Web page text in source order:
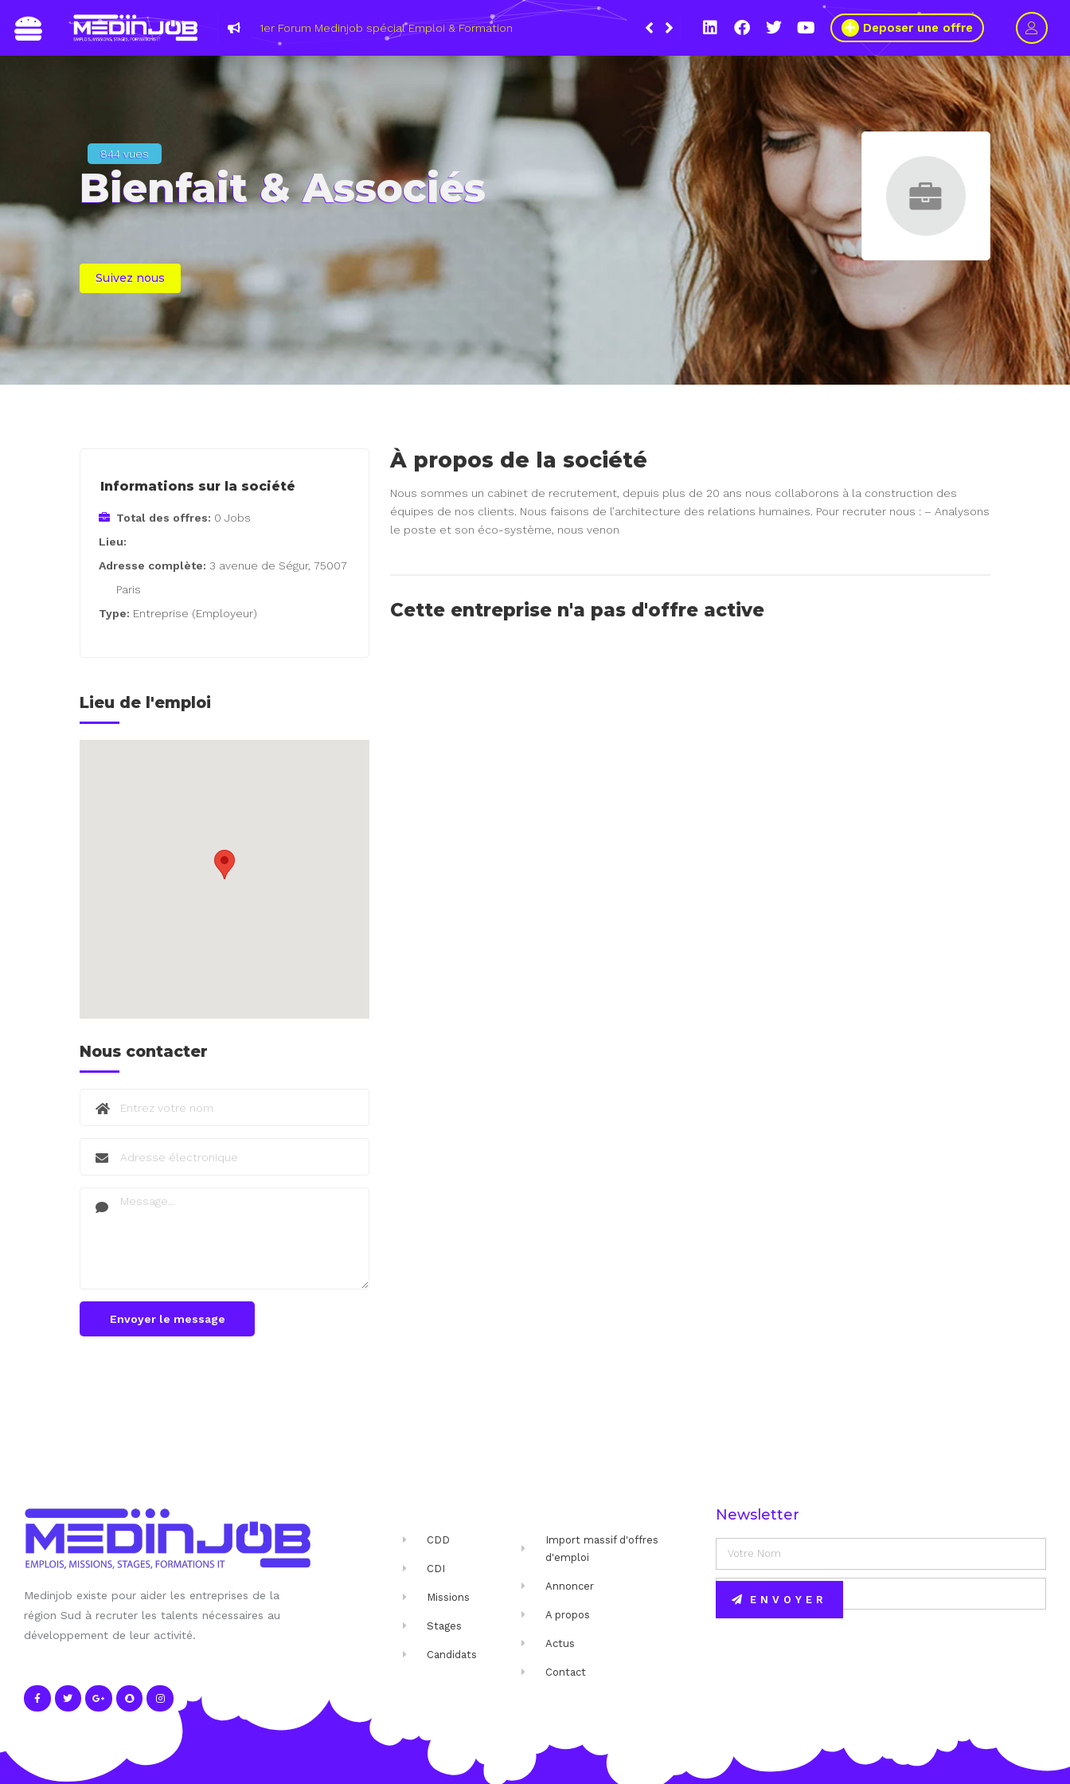
Du 8 au 11 mars 2021, le Wagon Marseille s’engage pour plus de mixité
Deposer une offre
844 vues
Bienfait & Associés
Suivez nous
À propos de la société
Nous sommes un cabinet de recrutement, depuis plus de 20 ans nous collaborons à la construction des
équipes de nos clients. Nous faisons de l’architecture des relations humaines. Pour recruter nous : – Analysons
le poste et son éco-système, nous venon
Cette entreprise n'a pas d'offre active
Informations sur la société
Total des offres: 0 Jobs
Lieu:
Adresse complète: 3 avenue de Ségur, 75007
Paris
Type: Entreprise (Employeur)
Lieu de l'emploi
Nous contacter
Envoyer le message
Medinjob existe pour aider les entreprises de la
région Sud à recruter les talents nécessaires au
développement de leur activité.
CDD
CDI
Missions
Stages
Candidats
Import massif d'offres
d'emploi
Annoncer
A propos
Actus
Contact
Newsletter
ENVOYER